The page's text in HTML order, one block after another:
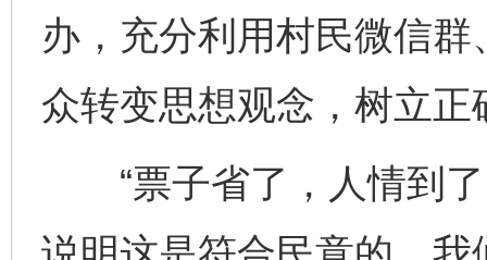
办，充分利用村民微信
众转变思想观念，树立正
“票子省了，人情到了